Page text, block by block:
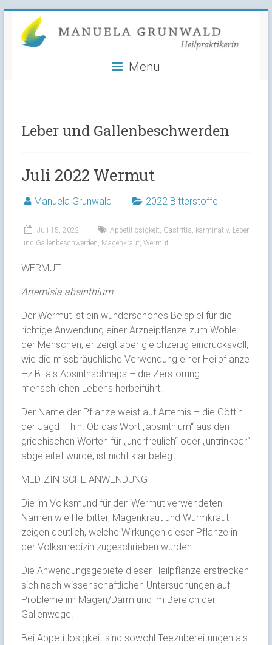
content
Manuela
Grunwald
Menü
Leber und Gallenbeschwerden
Juli 2022 Wermut
Manuela Grunwald 2022 Bitterstoffe
Juli 15, 2022 Appetitlosigkeit Gastritis karminativ, Leber
und Gallenbeschwerden Magenkraut Wermut
WERMUT
Artemisia absinthium
Der Wermut ist ein wunderschönes Beispiel für die
richtige Anwendung einer Arzneipflanze zum Wohle
der Menschen; er zeigt aber gleichzeitig eindrucksvoll,
wie die missbräuchliche Verwendung einer Heilpflanze
–z.B. als Absinthschnaps – die Zerstörung
menschlichen Lebens herbeiführt.
Der Name der Pflanze weist auf Artemis – die Göttin
der Jagd – hin. Ob das Wort „absinthium“ aus den
griechischen Worten für „unerfreulich“ oder „untrinkbar“
abgeleitet wurde, ist nicht klar belegt.
MEDIZINISCHE ANWENDUNG
Die im Volksmund für den Wermut verwendeten
Namen wie Heilbitter, Magenkraut und Wurmkraut
zeigen deutlich, welche Wirkungen dieser Pflanze in
der Volksmedizin zugeschrieben wurden.
Die Anwendungsgebiete dieser Heilpflanze erstrecken
sich nach wissenschaftlichen Untersuchungen auf
Probleme im Magen/Darm und im Bereich der
Gallenwege.
Bei Appetitlosigkeit sind sowohl Teezubereitungen als